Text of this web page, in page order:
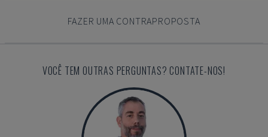
FAZER UMA CONTRAPROPOSTA
VOCÊ TEM OUTRAS PERGUNTAS? CONTATE-NOS!